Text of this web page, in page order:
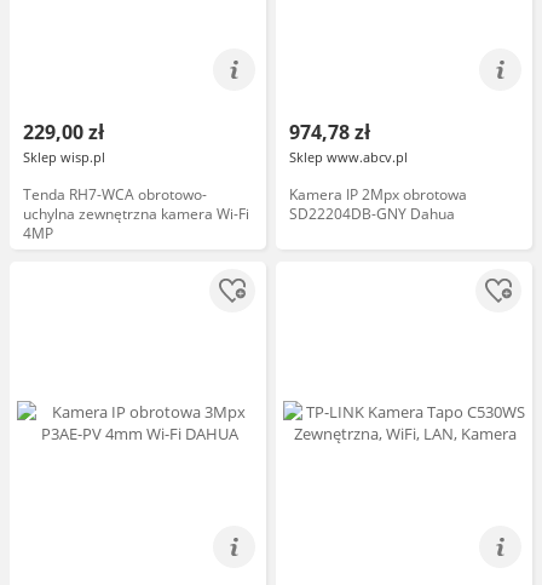
229,00 zł
Sklep wisp.pl
Tenda RH7-WCA obrotowo-
uchylna zewnętrzna kamera Wi-Fi
4MP
974,78 zł
Sklep www.abcv.pl
Kamera IP 2Mpx obrotowa
SD22204DB-GNY Dahua